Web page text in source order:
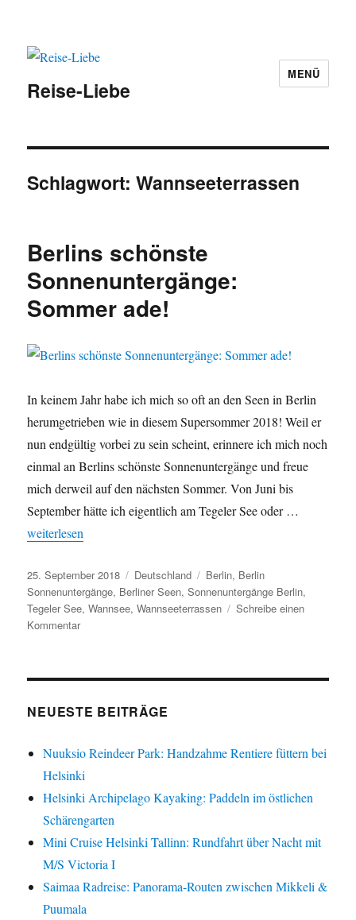
Reise-Liebe
MENÜ
Schlagwort:Wannseeterrassen
Berlins schönste
Sonnenuntergänge:
Sommer ade!
In keinem Jahr habe ich mich so oft an den Seen in Berlin
herumgetrieben wie in diesem Supersommer 2018! Weil er
nun endgültig vorbei zu sein scheint, erinnere ich mich noch
einmal an Berlins schönste Sonnenuntergänge und freue
mich derweil auf den nächsten Sommer. Von Juni bis
September hätte ich eigentlich am Tegeler See oder …
„Berlins schönste Sonnenuntergänge: Sommer ade!“
weiterlesen
Veröffentlicht
am
25. September 2018 Kategorien
Deutschland Schlagwörter
Berlin, Berlin
Sonnenuntergänge, Berliner Seen,Sonnenuntergänge Berlin,
Tegeler See,Wannsee,Wannseeterrassen
Schreibe einen
Kommentarzu
Sonnenuntergänge:
ade!
NEUESTE BEITRÄGE
Nuuksio Reindeer Park: Handzahme Rentiere füttern bei
Helsinki
Helsinki Archipelago Kayaking: Paddeln im östlichen
Schärengarten
Mini Cruise Helsinki Tallinn: Rundfahrt über Nacht mit
M/S Victoria I
Saimaa Radreise: Panorama-Routen zwischen Mikkeli &
Puumala